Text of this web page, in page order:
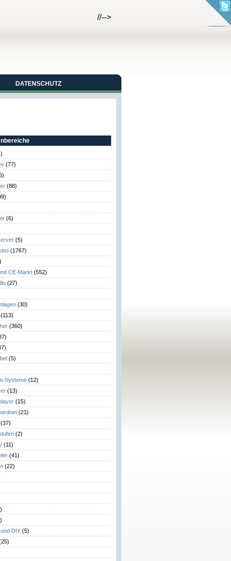
//-->
DATENSCHUTZ
(77)
(88)
(6)
(5)
(1767)
CE-Markt (552)
(27)
(30)
(113)
(360)
(5)
Systeme (12)
(13)
(15)
(21)
(37)
(2)
(11)
(41)
(22)
DIY (5)